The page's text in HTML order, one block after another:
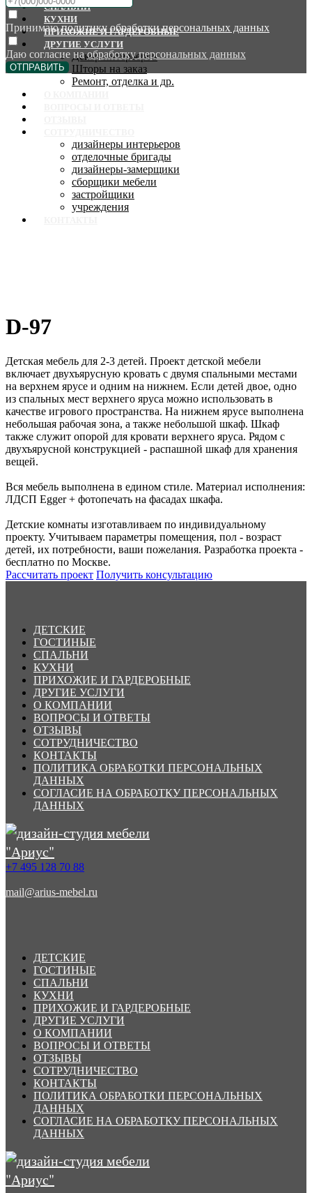
СПАЛЬНИ
КУХНИ
ПРИХОЖИЕ И ГАРДЕРОБНЫЕ
ДРУГИЕ УСЛУГИ
Декор интерьеров
Шторы на заказ
Ремонт, отделка и др.
дизайнеры интерьеров
отделочные бригады
дизайнеры-замерщики
сборщики мебели
застройщики
учреждения
Принимаюполитику обработки персональных данных
Даю согласие наобработку персональных данных
ОТПРАВИТЬ
D-97
Детская мебель для 2-3 детей. Проект детской мебели
включает двухъярусную кровать с двумя спальными местами
на верхнем ярусе и одним на нижнем. Если детей двое, одно
из спальных мест верхнего яруса можно использовать в
качестве игрового пространства. На нижнем ярусе выполнена
небольшая рабочая зона, а также небольшой шкаф. Шкаф
также служит опорой для кровати верхнего яруса. Рядом с
двухъярусной конструкцией - распашной шкаф для хранения
вещей.
Вся мебель выполнена в едином стиле. Материал исполнения:
ЛДСП Egger + фотопечать на фасадах шкафа.
Детские комнаты изготавливаем по индивидуальному
проекту. Учитываем параметры помещения, пол - возраст
детей, их потребности, ваши пожелания. Разработка проекта -
бесплатно по Москве.
Рассчитать проект Получить консультацию
ДЕТСКИЕ
ГОСТИНЫЕ
СПАЛЬНИ
КУХНИ
ПРИХОЖИЕ И ГАРДЕРОБНЫЕ
ДРУГИЕ УСЛУГИ
О КОМПАНИИ
ВОПРОСЫ И ОТВЕТЫ
ОТЗЫВЫ
СОТРУДНИЧЕСТВО
КОНТАКТЫ
ПОЛИТИКА ОБРАБОТКИ ПЕРСОНАЛЬНЫХ
ДАННЫХ
СОГЛАСИЕ НА ОБРАБОТКУ ПЕРСОНАЛЬНЫХ
ДАННЫХ
+7 495 128 70 88
mail@arius-mebel.ru
ДЕТСКИЕ
ГОСТИНЫЕ
СПАЛЬНИ
КУХНИ
ПРИХОЖИЕ И ГАРДЕРОБНЫЕ
ДРУГИЕ УСЛУГИ
О КОМПАНИИ
ВОПРОСЫ И ОТВЕТЫ
ОТЗЫВЫ
СОТРУДНИЧЕСТВО
КОНТАКТЫ
ПОЛИТИКА ОБРАБОТКИ ПЕРСОНАЛЬНЫХ
ДАННЫХ
СОГЛАСИЕ НА ОБРАБОТКУ ПЕРСОНАЛЬНЫХ
ДАННЫХ